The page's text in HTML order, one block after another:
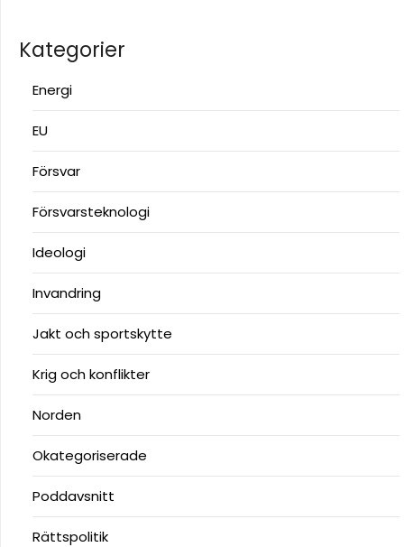
Kategorier
Energi
EU
Försvar
Försvarsteknologi
Ideologi
Invandring
Jakt och sportskytte
Krig och konflikter
Norden
Okategoriserade
Poddavsnitt
Rättspolitik